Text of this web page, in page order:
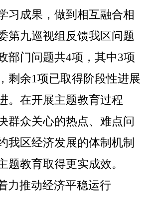
习成果，做到相互融合相
第九巡视组反馈我区问题
部门问题共4项，其中3项
剩余1项已取得阶段性进展
。 在开展主题教育过程
群众关心的热点、难点问
我区经济发展的体制机制
题教育取得更实成效。
力推动经济平稳运行